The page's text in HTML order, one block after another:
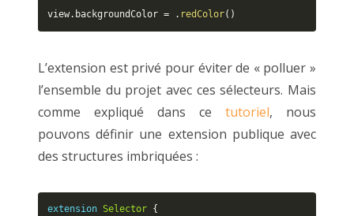
view. backgroundColor = . redColor( )
L’extension est privé pour éviter de « polluer »
l’ensemble du projet avec ces sélecteurs. Mais
comme expliqué dans ce tutoriel, nous
pouvons définir une extension publique avec
des structures imbriquées :
extension Selector {